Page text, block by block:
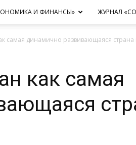
И ФИНАНСЫ» ЖУРНАЛ
самая динамично развивающаяся
как самая